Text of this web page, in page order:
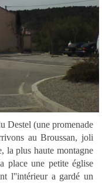
Destel (une promenade
au Broussan, joli
la plus haute montagne
place une petite église
l''intérieur a gardé un